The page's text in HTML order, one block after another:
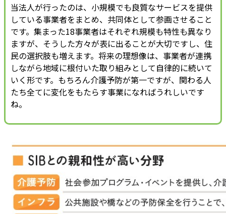
当法人が行ったのは、小規模でも良質なサービスを提供
している事業者をまとめ、共同体として参画させること
です。集まった18事業者はそれぞれ規模も特性も異なり
ますが、そうした方々が表に出ることが大切ですし、住
民の選択肢も増えます。将来の理想像は、事業者が連携
しながら地域に根付いた取り組みとして自律的に続いて
いく形です。もちろん介護予防が第一ですが、関わる人
たち全てに変化をもたらす事業になればうれしいです
ね。